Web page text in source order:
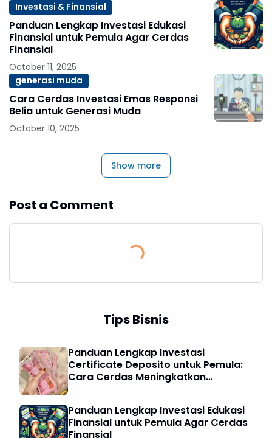
Investasi & Finansial
Panduan Lengkap Investasi Edukasi
Finansial untuk Pemula Agar Cerdas
Finansial
October 11, 2025
generasi muda
Cara Cerdas Investasi Emas Responsi
Belia untuk Generasi Muda
October 10, 2025
Show more
Post a Comment
Tips Bisnis
Panduan Lengkap Investasi
Certificate Deposito untuk Pemula:
Cara Cerdas Meningkatkan
Panduan Lengkap Investasi Edukasi
Finansial untuk Pemula Agar Cerdas
Finansial